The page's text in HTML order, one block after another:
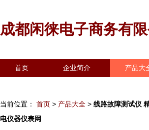
成都闲徕电子商务有限
首页 企业简介 产品大
当前位置： 首页 > 产品大全 > 线路故障测试仪
电仪器仪表网